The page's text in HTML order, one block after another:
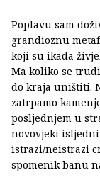
Poplavu sam
grandioznu
koji su ikada
Ma koliko se
do kraja uništiti.
zatrpamo
posljednjem u
novovjeki
istrazi/neistrazi
spomenik banu